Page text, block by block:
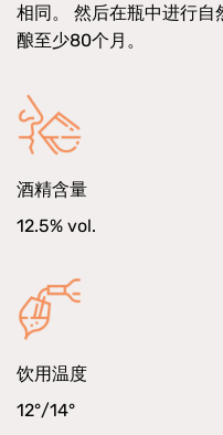
相同。 然后在瓶中进行
酿至少80个月。
酒精含量
12.5% vol.
饮用温度
12°/14°